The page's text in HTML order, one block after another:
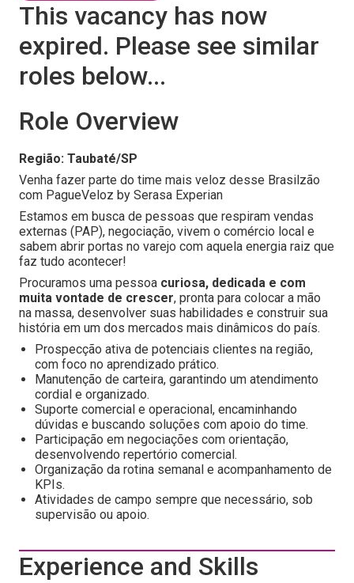
This vacancy has now
expired. Please see similar
roles below...
Role Overview
Região: Taubaté/SP
Venha fazer parte do time mais veloz desse Brasilzão
com PagueVeloz by Serasa Experian
Estamos em busca de pessoas que respiram vendas
externas (PAP), negociação, vivem o comércio local e
sabem abrir portas no varejo com aquela energia raiz que
faz tudo acontecer!
Procuramos uma pessoa curiosa, dedicada e com
muita vontade de crescer, pronta para colocar a mão
na massa, desenvolver suas habilidades e construir sua
história em um dos mercados mais dinâmicos do país.
Prospecção ativa de potenciais clientes na região,
com foco no aprendizado prático.
Manutenção de carteira, garantindo um atendimento
cordial e organizado.
Suporte comercial e operacional, encaminhando
dúvidas e buscando soluções com apoio do time.
Participação em negociações com orientação,
desenvolvendo repertório comercial.
Organização da rotina semanal e acompanhamento de
KPIs.
Atividades de campo sempre que necessário, sob
supervisão ou apoio.
Experience and Skills